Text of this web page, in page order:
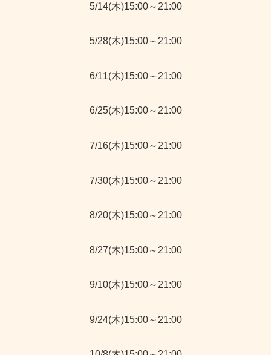
5/14(木)15:00～21:00
5/28(木)15:00～21:00
6/11(木)15:00～21:00
6/25(木)15:00～21:00
7/16(木)15:00～21:00
7/30(木)15:00～21:00
8/20(木)15:00～21:00
8/27(木)15:00～21:00
9/10(木)15:00～21:00
9/24(木)15:00～21:00